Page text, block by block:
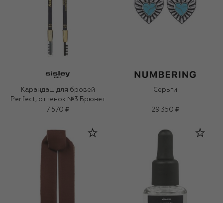
Карандаш для бровей
Perfect, оттенок №3 Брюнет
7 570 ₽
Серьги
29 350 ₽